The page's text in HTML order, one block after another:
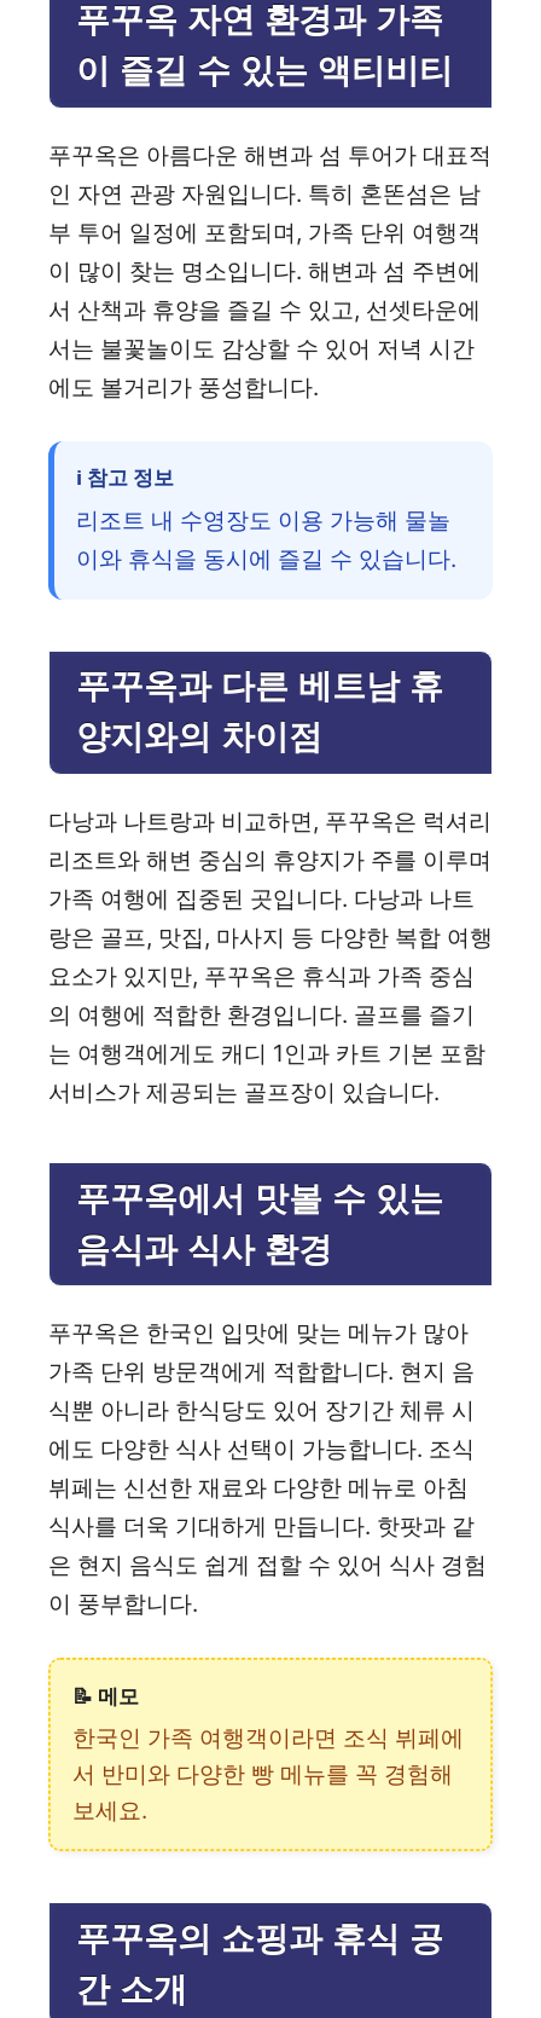
푸꾸옥 자연 환경과 가족
이 즐길 수 있는 액티비티
푸꾸옥은 아름다운 해변과 섬 투어가 대표적
인 자연 관광 자원입니다. 특히 혼똔섬은 남
부 투어 일정에 포함되며, 가족 단위 여행객
이 많이 찾는 명소입니다. 해변과 섬 주변에
서 산책과 휴양을 즐길 수 있고, 선셋타운에
서는 불꽃놀이도 감상할 수 있어 저녁 시간
에도 볼거리가 풍성합니다.
ℹ️ 참고 정보
리조트 내 수영장도 이용 가능해 물놀
이와 휴식을 동시에 즐길 수 있습니다.
푸꾸옥과 다른 베트남 휴
양지와의 차이점
다낭과 나트랑과 비교하면, 푸꾸옥은 럭셔리
리조트와 해변 중심의 휴양지가 주를 이루며
가족 여행에 집중된 곳입니다. 다낭과 나트
랑은 골프, 맛집, 마사지 등 다양한 복합 여행
요소가 있지만, 푸꾸옥은 휴식과 가족 중심
의 여행에 적합한 환경입니다. 골프를 즐기
는 여행객에게도 캐디 1인과 카트 기본 포함
서비스가 제공되는 골프장이 있습니다.
푸꾸옥에서 맛볼 수 있는
음식과 식사 환경
푸꾸옥은 한국인 입맛에 맞는 메뉴가 많아
가족 단위 방문객에게 적합합니다. 현지 음
식뿐 아니라 한식당도 있어 장기간 체류 시
에도 다양한 식사 선택이 가능합니다. 조식
뷔페는 신선한 재료와 다양한 메뉴로 아침
식사를 더욱 기대하게 만듭니다. 핫팟과 같
은 현지 음식도 쉽게 접할 수 있어 식사 경험
이 풍부합니다.
📝 메모
한국인 가족 여행객이라면 조식 뷔페에
서 반미와 다양한 빵 메뉴를 꼭 경험해
보세요.
푸꾸옥의 쇼핑과 휴식 공
간 소개